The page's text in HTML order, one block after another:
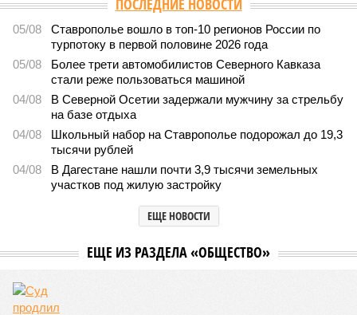
ПОСЛЕДНИЕ НОВОСТИ
05/08
Ставрополье вошло в топ-10 регионов России по
турпотоку в первой половине 2026 года
05/08
Более трети автомобилистов Северного Кавказа
стали реже пользоваться машиной
04/08
В Северной Осетии задержали мужчину за стрельбу
на базе отдыха
04/08
Школьный набор на Ставрополье подорожал до 19,3
тысячи рублей
04/08
В Дагестане нашли почти 3,9 тысячи земельных
участков под жилую застройку
ЕЩЕ НОВОСТИ
ЕЩЕ ИЗ РАЗДЕЛА «ОБЩЕСТВО»